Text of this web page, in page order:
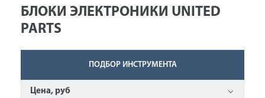
БЛОКИ ЭЛЕКТРОНИКИ UNITED
PARTS
ПОДБОР ИНСТРУМЕНТА
Цена, руб